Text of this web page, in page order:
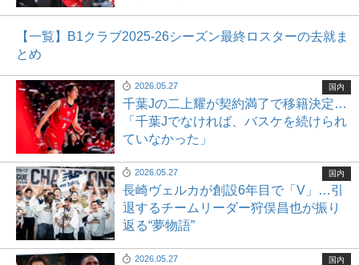
【一覧】B1クラブ2025-26シーズン最終ロスターの去就ま
とめ
2026.05.27
千葉Jの二上耀が契約満了で移籍決定…
「千葉Jでなければ、バスケを続けられ
ていなかった」
国内
2026.05.27
長崎ヴェルカが創設6年目で「V」…引
退するチームリーダー狩俣昌也が振り
返る“夢物語”
国内
2026.05.27 国内